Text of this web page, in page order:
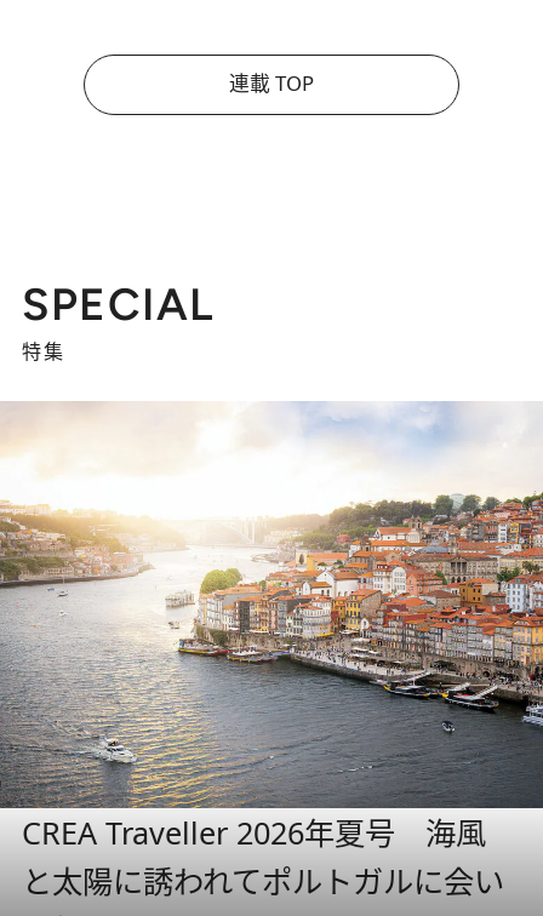
連載 TOP
SPECIAL
特集
CREA Traveller 2026年夏号 海風
と太陽に誘われてポルトガルに会い